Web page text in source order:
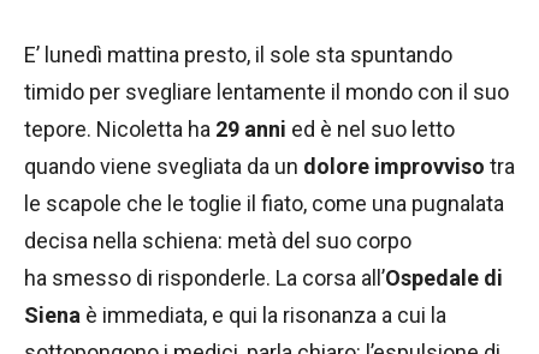
E’ lunedì mattina presto, il sole sta spuntando
timido per svegliare lentamente il mondo con il suo
tepore. Nicoletta ha 29 anni ed è nel suo letto
quando viene svegliata da un dolore improvviso tra
le scapole che le toglie il fiato, come una pugnalata
decisa nella schiena: metà del suo corpo
ha smesso di risponderle. La corsa all’Ospedale di
Siena è immediata, e qui la risonanza a cui la